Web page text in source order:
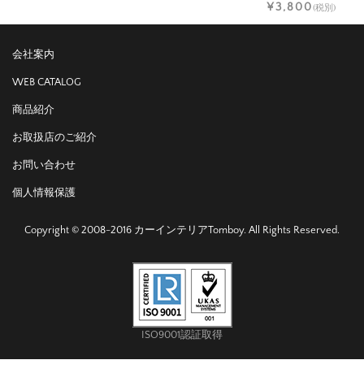
¥3,800(税別)
会社案内
WEB CATALOG
商品紹介
お取扱店のご紹介
お問い合わせ
個人情報保護
Copyright © 2008-2016 カーインテリアTomboy. All Rights Reserved.
ISO9001認証取得